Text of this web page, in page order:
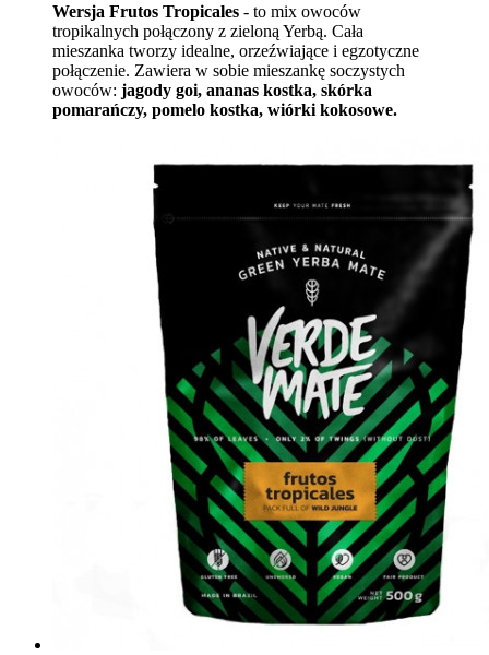
Wersja Frutos Tropicales - to mix owoców
tropikalnych połączony z zieloną Yerbą. Cała
mieszanka tworzy idealne, orzeźwiające i egzotyczne
połączenie. Zawiera w sobie mieszankę soczystych
owoców: jagody goi, ananas kostka, skórka
pomarańczy, pomelo kostka, wiórki kokosowe.